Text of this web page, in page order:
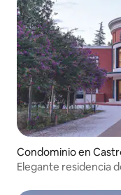
Condominio en
Elegante residencia